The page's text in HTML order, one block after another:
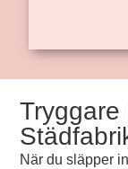
Tryggare
När du släpper